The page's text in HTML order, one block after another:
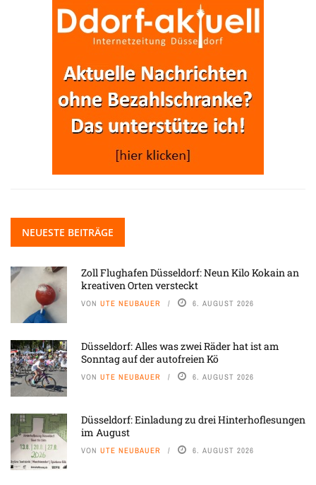
NEUESTE BEITRÄGE
Zoll Flughafen Düsseldorf: Neun Kilo Kokain an
kreativen Orten versteckt
VON UTE NEUBAUER 6. AUGUST 2026
Düsseldorf: Alles was zwei Räder hat ist am
Sonntag auf der autofreien Kö
VON UTE NEUBAUER 6. AUGUST 2026
Düsseldorf: Einladung zu drei Hinterhoflesungen
im August
VON UTE NEUBAUER 6. AUGUST 2026